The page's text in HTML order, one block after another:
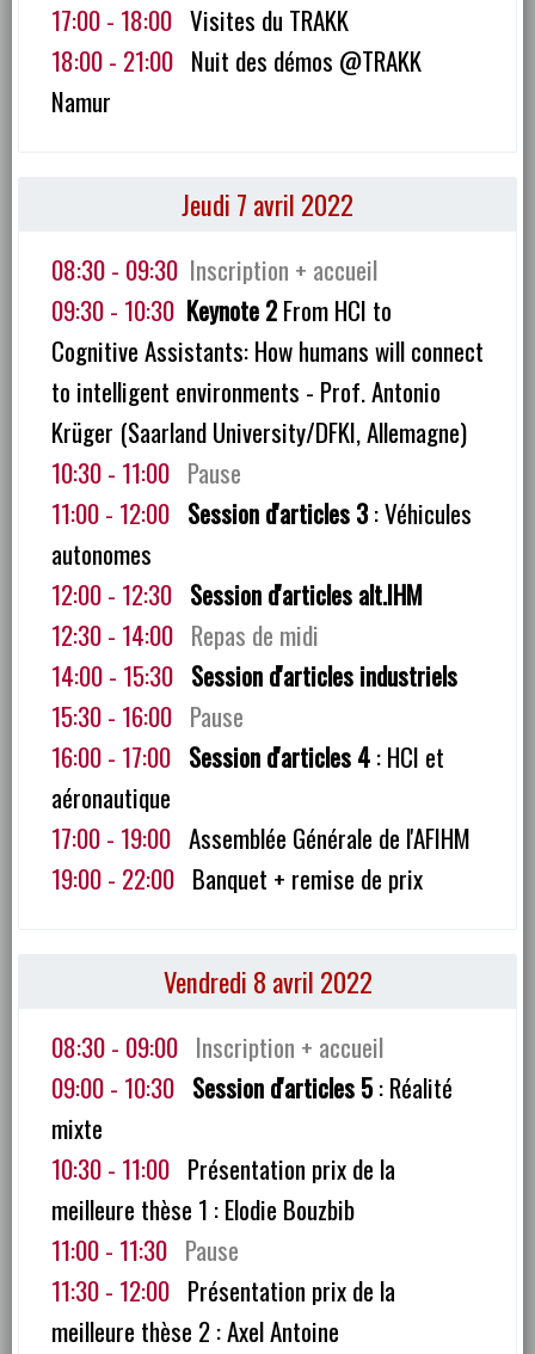
17:00 - 18:00 Visites du TRAKK
18:00 - 21:00 Nuit des démos @TRAKK
Namur
Jeudi 7 avril 2022
08:30 - 09:30 Inscription + accueil
09:30 - 10:30 Keynote 2From HCI to
Cognitive Assistants: How humans will connect
to intelligent environments - Prof. Antonio
Krüger (Saarland University/DFKI, Allemagne)
10:30 - 11:00 Pause
11:00 - 12:00 Session d'articles 3: Véhicules
autonomes
12:00 - 12:30 Session d'articles alt.IHM
12:30 - 14:00 Repas de midi
14:00 - 15:30 Session d'articles industriels
15:30 - 16:00 Pause
16:00 - 17:00 Session d'articles 4: HCI et
aéronautique
17:00 - 19:00 Assemblée Générale de l'AFIHM
19:00 - 22:00 Banquet + remise de prix
Vendredi 8 avril 2022
08:30 - 09:00 Inscription + accueil
09:00 - 10:30 Session d'articles 5: Réalité
mixte
10:30 - 11:00 Présentation prix de la
meilleure thèse 1 : Elodie Bouzbib
11:00 - 11:30 Pause
11:30 - 12:00 Présentation prix de la
meilleure thèse 2 : Axel Antoine